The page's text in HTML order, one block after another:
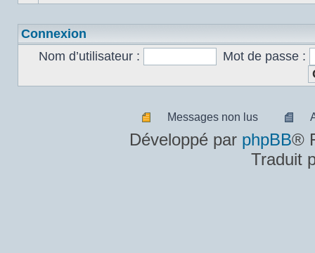
Connexion
Nom d’utilisateur :
Mot de passe :
Messages
non
Messages non lus
lu
Développé par phpBB®
Traduit